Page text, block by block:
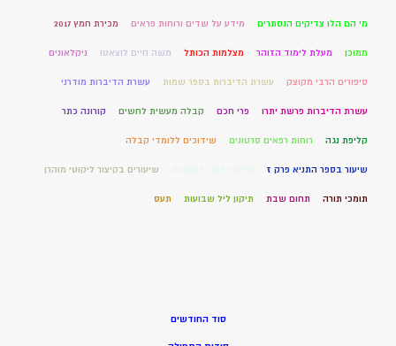
מי הם הלו צדיקים הנסתרים מידע על שדים ורוחות פראים מכירת חמץ 2017
ממוכן מעלת לימוד הזוהר מצלמות הכותל משה חיים לוצאטו ניקלאונים
סיפורים הרבי מקוצק עשרת הדיברות בספר שמות עשרת הדיברות מודרני
עשרת הדיברות פרשת יתרו פרי חכם קבלה מעשית לחשים קורונה כתר
קליפת נגה רוחות רפאים סרטונים שידוכים ללומדי קבלה
שיעור בספר התניא פרק ז שיעורים בקיצור ליקוטי מוהרן
תומכי תורה תחום שבת תיקון ליל שבועות תעס
סוד החודשים